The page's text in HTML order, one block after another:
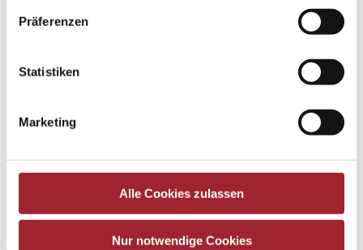
Präferenzen
Statistiken
Marketing
Alle Cookies zulassen
Nur notwendige Cookies
Welios
Die Klassen 3.a und 3.c erlebten einen besonders